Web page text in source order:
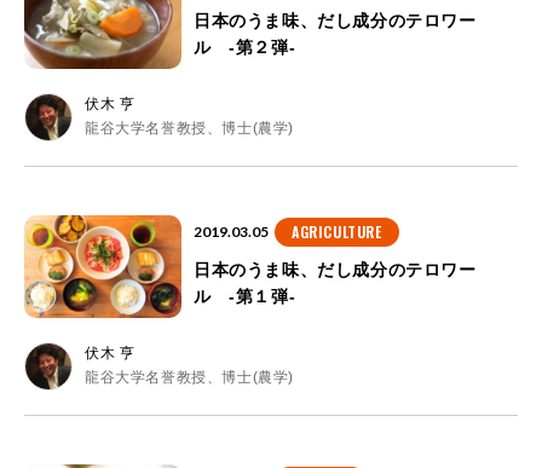
日本のうま味、だし成分のテロワー
ル -第２弾-
伏木 亨
龍谷大学名誉教授、博士(農学)
2019.03.05 AGRICULTURE
日本のうま味、だし成分のテロワー
ル -第１弾-
伏木 亨
龍谷大学名誉教授、博士(農学)